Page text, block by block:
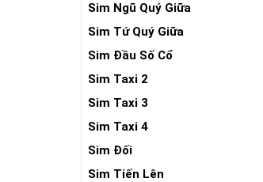
Sim Ngũ Quý Giữa
Sim Tứ Quý Giữa
Sim Đầu Số Cổ
Sim Taxi 2
Sim Taxi 3
Sim Taxi 4
Sim Đối
Sim Tiến Lên